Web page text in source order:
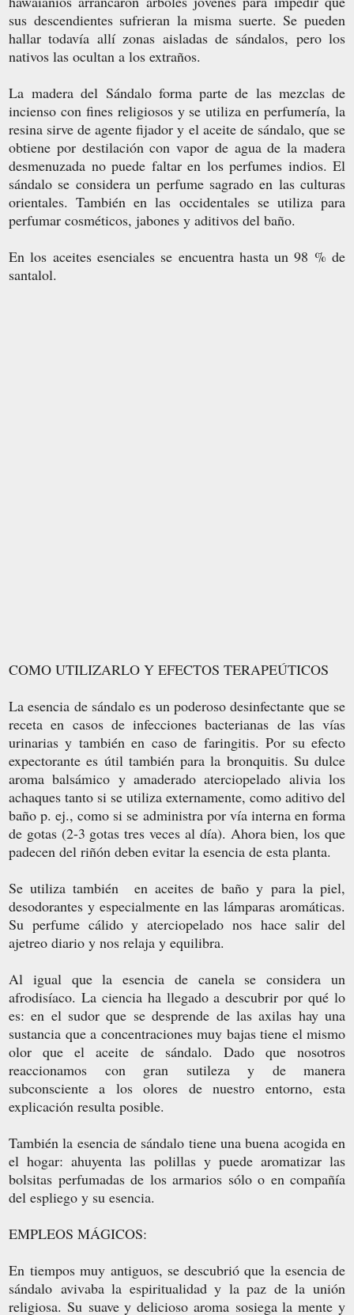
sus descendientes sufrieran la misma suerte. Se pueden
hallar todavía allí zonas aisladas de sándalos, pero los
nativos las ocultan a los extraños.
La madera del Sándalo forma parte de las mezclas de
incienso con fines religiosos y se utiliza en perfumería, la
resina sirve de agente fijador y el aceite de sándalo, que se
obtiene por destilación con vapor de agua de la madera
desmenuzada no puede faltar en los perfumes indios. El
sándalo se considera un perfume sagrado en las culturas
orientales. También en las occidentales se utiliza para
perfumar cosméticos, jabones y aditivos del baño.
En los aceites esenciales se encuentra hasta un 98 % de
santalol.
COMO UTILIZARLO Y EFECTOS TERAPEÚTICOS
La esencia de sándalo es un poderoso desinfectante que se
receta en casos de infecciones bacterianas de las vías
urinarias y también en caso de faringitis. Por su efecto
expectorante es útil también para la bronquitis. Su dulce
aroma balsámico y amaderado aterciopelado alivia los
achaques tanto si se utiliza externamente, como aditivo del
baño p. ej., como si se administra por vía interna en forma
de gotas (2-3 gotas tres veces al día). Ahora bien, los que
padecen del riñón deben evitar la esencia de esta planta.
Se utiliza también en aceites de baño y para la piel,
desodorantes y especialmente en las lámparas aromáticas.
Su perfume cálido y aterciopelado nos hace salir del
ajetreo diario y nos relaja y equilibra.
Al igual que la esencia de canela se considera un
afrodisíaco. La ciencia ha llegado a descubrir por qué lo
es: en el sudor que se desprende de las axilas hay una
sustancia que a concentraciones muy bajas tiene el mismo
olor que el aceite de sándalo. Dado que nosotros
reaccionamos con gran sutileza y de manera
subconsciente a los olores de nuestro entorno, esta
explicación resulta posible.
También la esencia de sándalo tiene una buena acogida en
el hogar: ahuyenta las polillas y puede aromatizar las
bolsitas perfumadas de los armarios sólo o en compañía
del espliego y su esencia.
EMPLEOS MÁGICOS:
En tiempos muy antiguos, se descubrió que la esencia de
sándalo avivaba la espiritualidad y la paz de la unión
religiosa. Su suave y delicioso aroma sosiega la mente y